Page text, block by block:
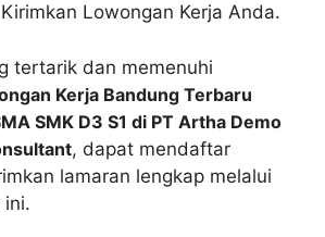
Lowongan Kerja Anda.
tertarik dan memenuhi
Kerja Bandung Terbaru
SMK D3 S1 di PT Artha Demo
, dapat mendaftar
lamaran lengkap melalui
ini.